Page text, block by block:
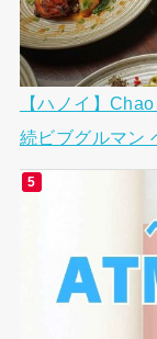
【ハノイ】
続ビブグルマン